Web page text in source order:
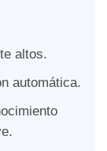
altos.
automática.